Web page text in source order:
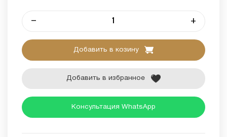
– +
Добавить в козину
Добавить в избранное
Консультация WhatsApp